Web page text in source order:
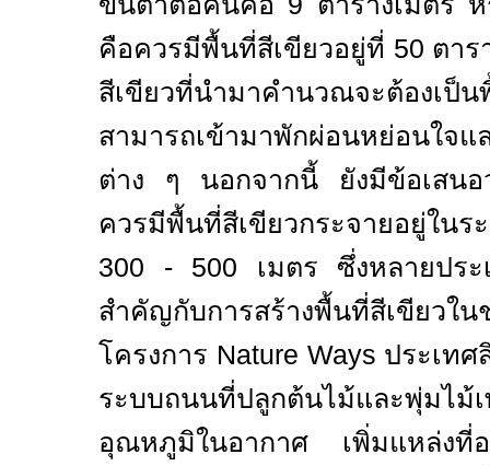
คือควรมีพื้นที่สีเขียวอยู่ที่ 50 ตาร
สีเขียวที่นำมาคำนวณจะต้องเป็
สามารถเข้ามาพักผ่อนหย่อนใจแ
ต่าง ๆ นอกจากนี้ ยังมีข้อเสนอ
ควรมีพื้นที่สีเขียวกระจายอยู่ใน
300 - 500 เมตร ซึ่งหลายประ
สำคัญกับการสร้างพื้นที่สีเขียว
โครงการ Nature Ways ประเทศ
ระบบถนนที่ปลูกต้นไม้และพุ่มไม้เ
อุณหภูมิในอากาศ เพิ่มแหล่งที่อ